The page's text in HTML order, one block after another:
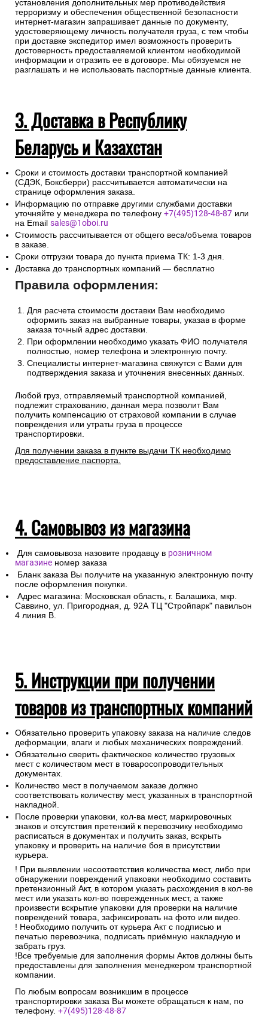
установления дополнительных мер противодействия
терроризму и обеспечения общественной безопасности
интернет-магазин запрашивает данные по документу,
удостоверяющему личность получателя груза, с тем чтобы
при доставке экспедитор имел возможность проверить
достоверность предоставляемой клиентом необходимой
информации и отразить ее в договоре. Мы обязуемся не
разглашать и не использовать паспортные данные клиента.
3. Доставка в Республику
Беларусь и Казахстан
Сроки и стоимость доставки транспортной компанией
(СДЭК, Боксберри) рассчитывается автоматически на
странице оформления заказа.
Информацию по отправке другими службами доставки
уточняйте у менеджера по телефону +7(495)128-48-87 или
на Email sales@1oboi.ru
Стоимость рассчитывается от общего веса/объема товаров
в заказе.
Сроки отгрузки товара до пункта приема ТК: 1-3 дня.
Доставка до транспортных компаний — бесплатно
Правила оформления:
Для расчета стоимости доставки Вам необходимо
оформить заказ на выбранные товары, указав в форме
заказа точный адрес доставки.
При оформлении необходимо указать ФИО получателя
полностью, номер телефона и электронную почту.
Специалисты интернет-магазина свяжутся с Вами для
подтверждения заказа и уточнения внесенных данных.
Любой груз, отправляемый транспортной компанией,
подлежит страхованию, данная мера позволит Вам
получить компенсацию от страховой компании в случае
повреждения или утраты груза в процессе
транспортировки.
Для получении заказа в пункте выдачи ТК необходимо
предоставление паспорта.
4. Самовывоз из магазина
Для самовывоза назовите продавцу в розничном
магазине номер заказа
Бланк заказа Вы получите на указанную электронную почту
после оформления покупки.
Адрес магазина: Московская область, г. Балашиха, мкр.
Саввино, ул. Пригородная, д. 92А ТЦ "Стройпарк" павильон
4 линия В.
5. Инструкции при получении
товаров из транспортных компаний
Обязательно проверить упаковку заказа на наличие следов
деформации, влаги и любых механических повреждений.
Обязательно сверить фактическое количество грузовых
мест с количеством мест в товаросопроводительных
документах.
Количество мест в получаемом заказе должно
соответствовать количеству мест, указанных в транспортной
накладной.
После проверки упаковки, кол-ва мест, маркировочных
знаков и отсутствия претензий к перевозчику необходимо
расписаться в документах и получить заказ, вскрыть
упаковку и проверить на наличие боя в присутствии
курьера.
! При выявлении несоответствия количества мест, либо при
обнаружении повреждений упаковки необходимо составить
претензионный Акт, в котором указать расхождения в кол-ве
мест или указать кол-во поврежденных мест, а также
произвести вскрытие упаковки для проверки на наличие
повреждений товара, зафиксировать на фото или видео.
! Необходимо получить от курьера Акт с подписью и
печатью перевозчика, подписать приёмную накладную и
забрать груз.
!Все требуемые для заполнения формы Актов должны быть
предоставлены для заполнения менеджером транспортной
компании.
По любым вопросам возникшим в процессе
транспортировки заказа Вы можете обращаться к нам, по
телефону. +7(495)128-48-87